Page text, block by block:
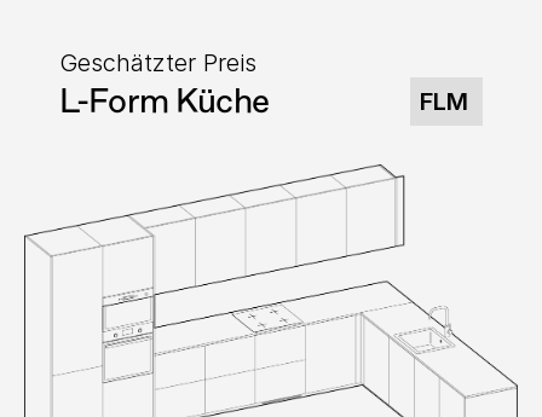
Geschätzter Preis
L-Form Küche FLM